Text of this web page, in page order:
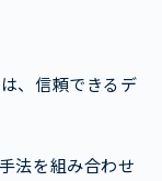
、信頼できるデ
法を組み合わせ